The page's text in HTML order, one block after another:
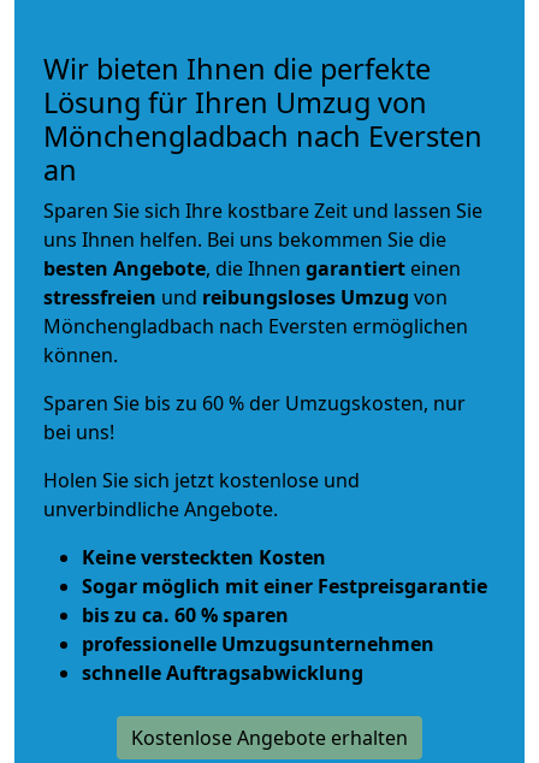
Wir bieten Ihnen die perfekte
Lösung für Ihren Umzug von
Mönchengladbach nach Eversten
an
Sparen Sie sich Ihre kostbare Zeit und lassen Sie
uns Ihnen helfen. Bei uns bekommen Sie die
besten Angebote, die Ihnen garantiert einen
stressfreien und reibungsloses Umzug von
Mönchengladbach nach Eversten ermöglichen
können.
Sparen Sie bis zu 60 % der Umzugskosten, nur
bei uns!
Holen Sie sich jetzt kostenlose und
unverbindliche Angebote.
Keine versteckten Kosten
Sogar möglich mit einer Festpreisgarantie
bis zu ca. 60 % sparen
professionelle Umzugsunternehmen
schnelle Auftragsabwicklung
Kostenlose Angebote erhalten